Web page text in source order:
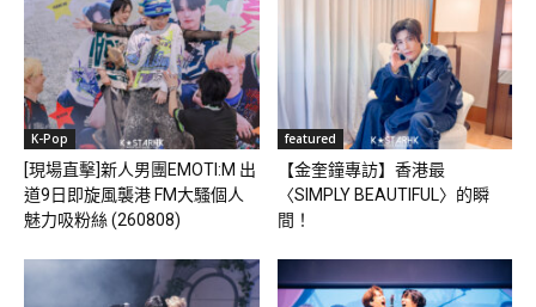
K-Pop
[現場直擊]新人男團EMOTI:M 出
道9日即旋風襲港 FM大騷個人
魅力吸粉絲 (260808)
featured
【金奎鐘專訪】香港最
〈SIMPLY BEAUTIFUL〉的瞬
間！